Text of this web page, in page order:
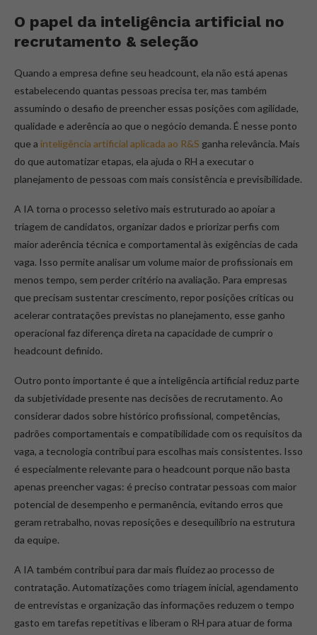
O papel da inteligência artificial no
recrutamento & seleção
Quando a empresa define seu headcount, ela não está apenas
estabelecendo quantas pessoas precisa ter, mas também
assumindo o desafio de preencher essas posições com agilidade,
qualidade e aderência ao que o negócio demanda. É nesse ponto
que a inteligência artificial aplicada ao R&S ganha relevância. Mais
do que automatizar etapas, ela ajuda o RH a executar o
planejamento de pessoas com mais consistência e previsibilidade.
A IA torna o processo seletivo mais estruturado ao apoiar a
triagem de candidatos, organizar dados e priorizar perfis com
maior aderência técnica e comportamental às exigências de cada
vaga. Isso permite analisar um volume maior de profissionais em
menos tempo, sem perder critério na avaliação. Para empresas
que precisam sustentar crescimento, repor posições críticas ou
acelerar contratações previstas no planejamento, esse ganho
operacional faz diferença direta na capacidade de cumprir o
headcount definido.
Outro ponto importante é que a inteligência artificial reduz parte
da subjetividade presente nas decisões de recrutamento. Ao
considerar dados sobre histórico profissional, competências,
padrões comportamentais e compatibilidade com os requisitos da
vaga, a tecnologia contribui para escolhas mais consistentes. Isso
é especialmente relevante para o headcount porque não basta
apenas preencher vagas: é preciso contratar pessoas com maior
potencial de desempenho e permanência, evitando erros que
geram retrabalho, novas reposições e desequilíbrio na estrutura
da equipe.
A IA também contribui para dar mais fluidez ao processo de
contratação. Automatizações como triagem inicial, agendamento
de entrevistas e organização das informações reduzem o tempo
gasto em tarefas repetitivas e liberam o RH para atuar de forma